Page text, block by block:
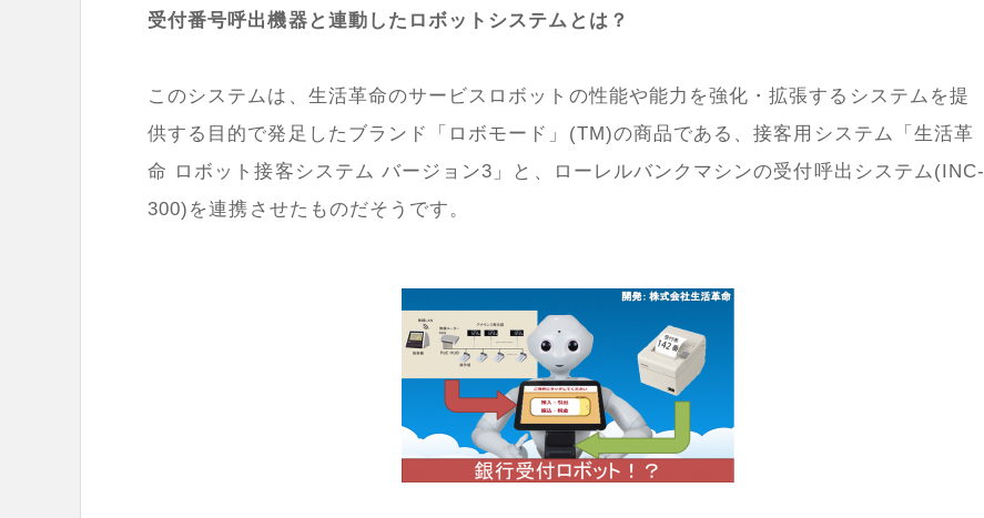
受付番号呼出機器と連動したロボットシステムとは？
このシステムは、生活革命のサービスロボットの性能や能力を強化・拡張するシステムを提
供する目的で発足したブランド「ロボモード」(TM)の商品である、接客用システム「生活革
命 ロボット接客システム バージョン3」と、ローレルバンクマシンの受付呼出システム(INC-
300)を連携させたものだそうです。